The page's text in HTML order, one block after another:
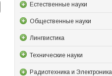
Естественные науки
Общественные науки
Лингвистика
Технические науки
Радиотехника и Электроника